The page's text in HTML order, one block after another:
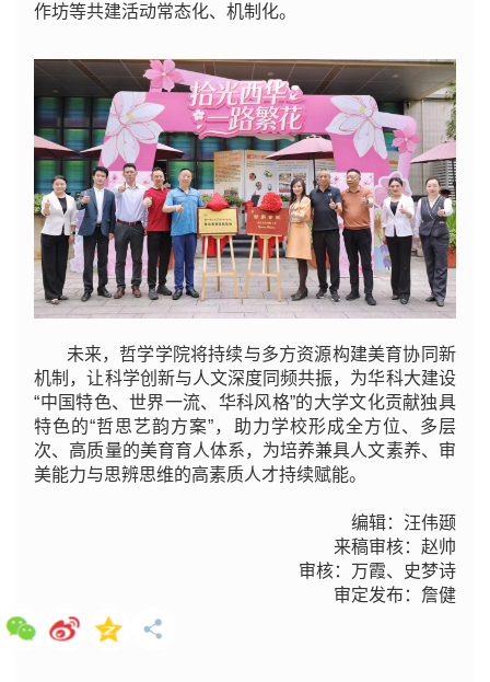
作坊等共建活动常态化、机制化。
未来，哲学学院将持续与多方资源构建美育协同新
机制，让科学创新与人文深度同频共振，为华科大建设
“中国特色、世界一流、华科风格”的大学文化贡献独具
特色的“哲思艺韵方案”，助力学校形成全方位、多层
次、高质量的美育育人体系，为培养兼具人文素养、审
美能力与思辨思维的高素质人才持续赋能。
编辑： 汪伟颋
来稿审核：赵帅
审核：万霞、史梦诗
审定发布：詹健